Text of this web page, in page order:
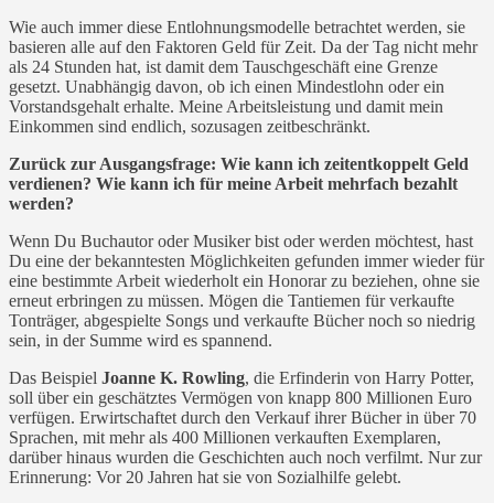
Wie auch immer diese Entlohnungsmodelle betrachtet werden, sie
basieren alle auf den Faktoren Geld für Zeit. Da der Tag nicht mehr
als 24 Stunden hat, ist damit dem Tauschgeschäft eine Grenze
gesetzt. Unabhängig davon, ob ich einen Mindestlohn oder ein
Vorstandsgehalt erhalte. Meine Arbeitsleistung und damit mein
Einkommen sind endlich, sozusagen zeitbeschränkt.
Zurück zur Ausgangsfrage: Wie kann ich zeitentkoppelt Geld
verdienen? Wie kann ich für meine Arbeit mehrfach bezahlt
werden?
Wenn Du Buchautor oder Musiker bist oder werden möchtest, hast
Du eine der bekanntesten Möglichkeiten gefunden immer wieder für
eine bestimmte Arbeit wiederholt ein Honorar zu beziehen, ohne sie
erneut erbringen zu müssen. Mögen die Tantiemen für verkaufte
Tonträger, abgespielte Songs und verkaufte Bücher noch so niedrig
sein, in der Summe wird es spannend.
Das Beispiel Joanne K. Rowling, die Erfinderin von Harry Potter,
soll über ein geschätztes Vermögen von knapp 800 Millionen Euro
verfügen. Erwirtschaftet durch den Verkauf ihrer Bücher in über 70
Sprachen, mit mehr als 400 Millionen verkauften Exemplaren,
darüber hinaus wurden die Geschichten auch noch verfilmt. Nur zur
Erinnerung: Vor 20 Jahren hat sie von Sozialhilfe gelebt.